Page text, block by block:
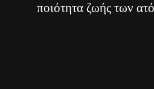
ποιότητα ζωής των